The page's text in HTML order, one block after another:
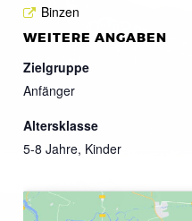
Binzen
WEITERE ANGABEN
Zielgruppe
Anfänger
Altersklasse
5-8 Jahre, Kinder